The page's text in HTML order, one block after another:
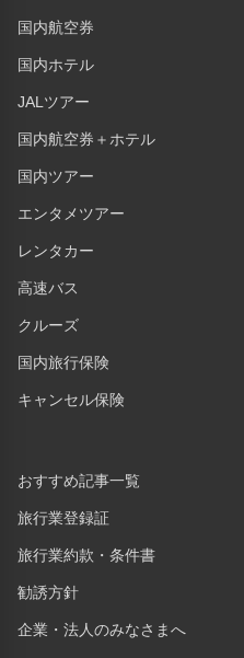
国内航空券
国内ホテル
JALツアー
国内航空券＋ホテル
国内ツアー
エンタメツアー
レンタカー
高速バス
クルーズ
国内旅行保険
キャンセル保険
おすすめ記事一覧
旅行業登録証
旅行業約款・条件書
勧誘方針
企業・法人のみなさまへ